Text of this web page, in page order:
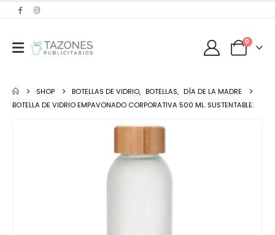
0
SHOP BOTELLAS DE VIDRIO, BOTELLAS, DÍA DE LA MADRE
BOTELLA DE VIDRIO EMPAVONADO CORPORATIVA 500 ML. SUSTENTABLE.